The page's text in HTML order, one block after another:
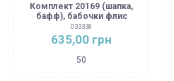
Комплект 20169 (шапка,
бафф), бабочки флис
033338
635,00 грн
50